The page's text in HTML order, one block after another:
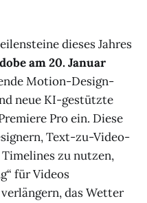
dieses Jahres
am 20. Januar
Motion-Design-
neue KI-gestützte
Pro ein. Diese
Text-zu-Video-
zu nutzen,
für Videos
das Wetter